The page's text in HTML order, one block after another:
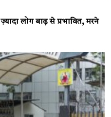
लोग बाढ़ से प्रभावित, मरने